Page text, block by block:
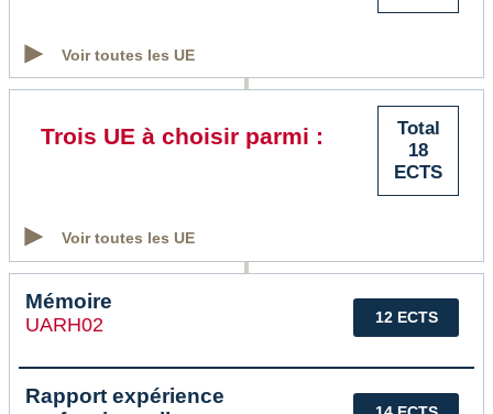
Voir toutes les UE
Total
18
ECTS
Trois UE à choisir parmi :
Voir toutes les UE
12 ECTS
Mémoire
UARH02
Rapport expérience